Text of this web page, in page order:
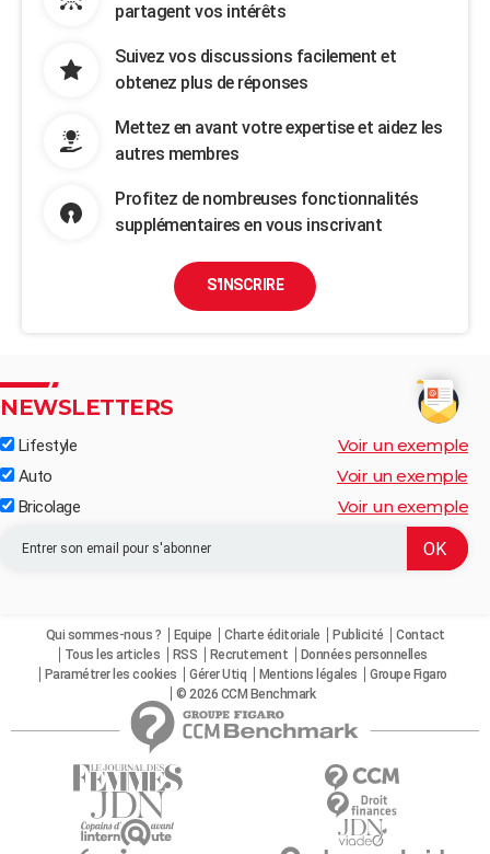
partagent vos intérêts
Suivez vos discussions facilement et
obtenez plus de réponses
Mettez en avant votre expertise et aidez les
autres membres
Profitez de nombreuses fonctionnalités
supplémentaires en vous inscrivant
S'INSCRIRE
NEWSLETTERS
Lifestyle Voir un exemple
Auto Voir un exemple
Bricolage Voir un exemple
Qui sommes-nous ? Equipe Charte éditoriale Publicité
Contact
Tous les articles
RSS Recrutement
Données personnelles
Paramétrer les cookies
Gérer Utiq Mentions légales
Groupe Figaro
© 2026 CCM Benchmark